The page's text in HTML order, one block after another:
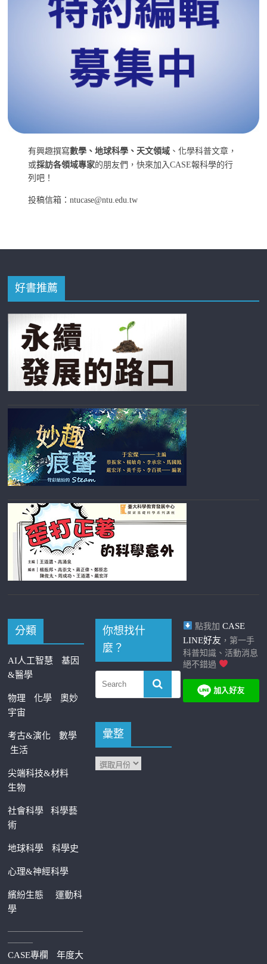
有興趣撰寫數學、地球科學、天文領域 、化學科普文章，
或採訪各領域專家的朋友們，快來加入CASE報科學的行
列吧！
投稿信箱：ntucase@ntu.edu.tw
好書推薦
分類
AI人工智慧
基因
&醫學
物理 化學
奧妙
宇宙
考古&演化
數學
生活
尖端科技&材料
生物
社會科學科學藝
術
地球科學 科學史
心理&神經科學
繽紛生態運動科
學
—————————
———
CASE專欄 年度大
你想找什
麼？
彙整
點我加 CASE
LINE好友 ，第一手
科普知識、活動消息
絕不錯過